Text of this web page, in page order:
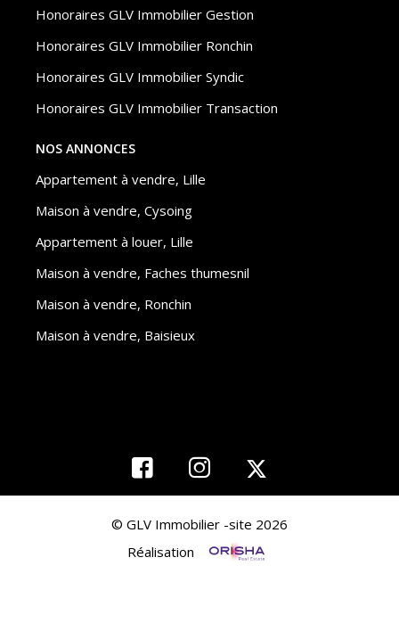
Honoraires GLV Immobilier Gestion
Honoraires GLV Immobilier Ronchin
Honoraires GLV Immobilier Syndic
Honoraires GLV Immobilier Transaction
NOS ANNONCES
Appartement à vendre, Lille
Maison à vendre, Cysoing
Appartement à louer, Lille
Maison à vendre, Faches thumesnil
Maison à vendre, Ronchin
Maison à vendre, Baisieux
© GLV Immobilier -site 2026
Réalisation